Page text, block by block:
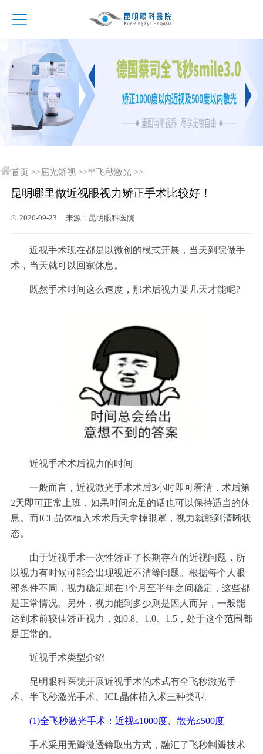
首页 >>屈光矫视 >>半飞秒激光 >>
昆明哪里做近视眼视力矫正手术比较好！
2020-09-23 来源：昆明眼科医院
近视手术现在都是以微创的模式开展，当天到院做手
术，当天就可以回家休息。
既然手术时间这么速度，那术后视力要几天才能呢?
近视手术术后视力的时间
一般而言，近视激光手术术后3小时即可看清，术后第
2天即可正常上班，如果时间充足的话也可以保持适当的休
息。而ICL晶体植入术术后天拿掉眼罩，视力就能到清晰状
态。
由于近视手术一次性矫正了长期存在的近视问题，所
以视力有时候可能会出现视近不清等问题。根据每个人眼
部条件不同，视力稳定期在3个月至半年之间稳定，这些都
是正常情况。另外，视力能到多少则是因人而异，一般能
达到术前较佳矫正视力，如0.8、1.0、1.5，处于这个范围都
是正常的。
近视手术类型介绍
昆明眼科医院开展近视手术的术式有全飞秒激光手
术、半飞秒激光手术、ICL晶体植入术三种类型。
(1)全飞秒激光手术：近视≤1000度、散光≤500度
手术采用无瓣微透镜取出方式，融汇了飞秒制瓣技术